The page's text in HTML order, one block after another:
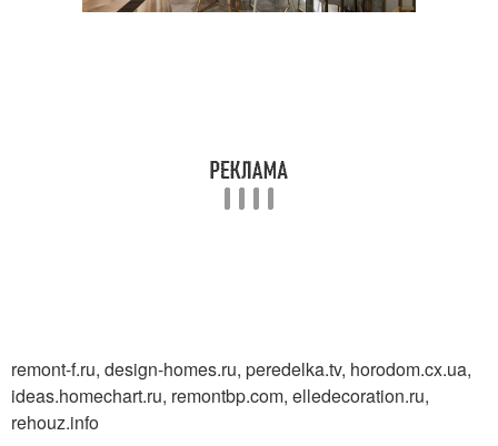
remont-f.ru, design-homes.ru, peredelka.tv, horodom.cx.ua,
ideas.homechart.ru, remontbp.com, elledecoration.ru,
rehouz.info